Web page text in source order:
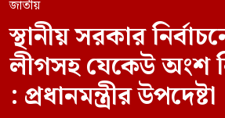
জাতীয়
স্থানীয় সরকার
লীগসহ যেকেউ অংশ
: প্রধানমন্ত্রীর উপদেষ্টা